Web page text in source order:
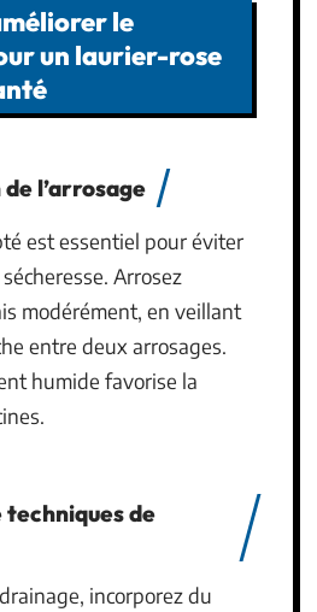
le
un laurier-rose
l’arrosage
est essentiel pour éviter
sécheresse. Arrosez
modérément, en veillant
entre deux arrosages.
humide favorise la
de
incorporez du